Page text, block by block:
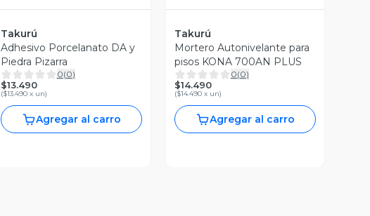
Takurú
Adhesivo Porcelanato DA y
Piedra Pizarra
0(0)
$13.490
($13.490 x un)
Agregar al carro
Takurú
Mortero Autonivelante para
pisos KONA 700AN PLUS
0(0)
$14.490
($14.490 x un)
Agregar al carro